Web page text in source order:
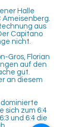
Halle
Ameisenberg.
aus
Capitano
nicht.
Gros, Florian
auf den
gut.
an diesem
dominierte
sich zum 6:4
und 6:4 die